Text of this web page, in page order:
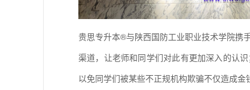
贵思专升本®与陕西国防工业职业技术学院携
渠道，让老师和同学们对此有更加深入的认
以免同学们被某些不正规机构欺骗不仅造成金